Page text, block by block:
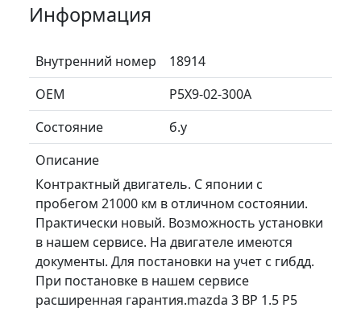
Информация
Внутренний номер
18914
ОЕМ
P5X9-02-300A
Состояние
б.у
Описание
Контрактный двигатель. С японии с
пробегом 21000 км в отличном состоянии.
Практически новый. Возможность установки
в нашем сервисе. На двигателе имеются
документы. Для постановки на учет с гибдд.
При постановке в нашем сервисе
расширенная гарантия.mazda 3 BP 1.5 P5